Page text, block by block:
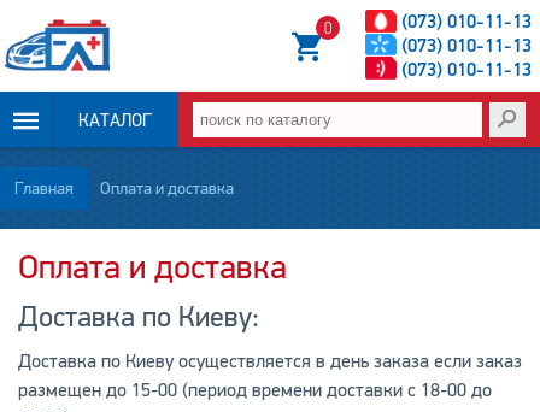
(073) 010-11-13
(073) 010-11-13
(073) 010-11-13
0
КАТАЛОГ
ОПЛАТА И
ДОСТАВКА
СТАТЬИ
Главная Оплата и доставка
Оплата и доставка
Доставка по Киеву:
Доставка по Киеву осуществляется в день заказа если заказ
размещен до 15-00 (период времени доставки с 18-00 до